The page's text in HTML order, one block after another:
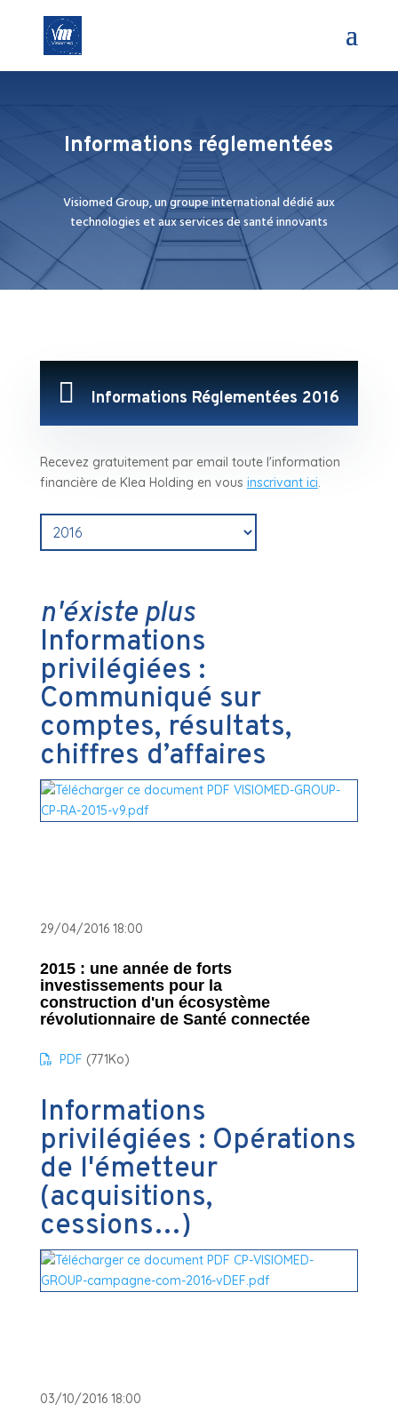
Informations réglementées
Visiomed Group, un groupe international dédié aux
technologies et aux services de santé innovants
 Informations Réglementées 2016
Recevez gratuitement par email toute l'information
financière de Klea Holding en vous inscrivant ici
n'éxiste plus
Informations
privilégiées :
Communiqué sur
comptes, résultats,
chiffres d’affaires
29/04/2016 18:00
2015 : une année de forts
investissements pour la
construction d'un écosystème
révolutionnaire de Santé connectée
PDF (771Ko)
Informations
privilégiées : Opérations
de l'émetteur
(acquisitions,
cessions…)
03/10/2016 18:00